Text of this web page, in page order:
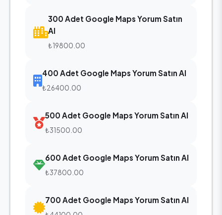
300 Adet Google Maps Yorum Satın
Al
₺19800.00
400 Adet Google Maps Yorum Satın Al
₺26400.00
500 Adet Google Maps Yorum Satın Al
₺31500.00
600 Adet Google Maps Yorum Satın Al
₺37800.00
700 Adet Google Maps Yorum Satın Al